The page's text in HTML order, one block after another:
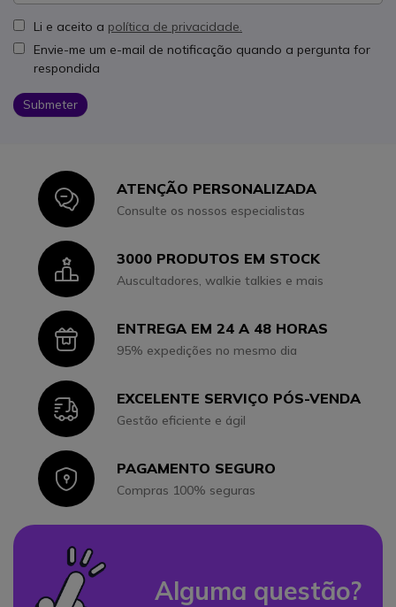
Li e aceito a política de privacidade.
Envie-me um e-mail de notificação quando a pergunta for
respondida
Submeter
IconATENÇÃO PERSONALIZADA
Consulte os nossos especialistas
Icon3000 PRODUTOS EM STOCK
Auscultadores, walkie talkies e mais
IconENTREGA EM 24 A 48 HORAS
95% expedições no mesmo dia
IconEXCELENTE SERVIÇO PÓS-VENDA
Gestão eficiente e ágil
IconPAGAMENTO SEGURO
Compras 100% seguras
Alguma questão?